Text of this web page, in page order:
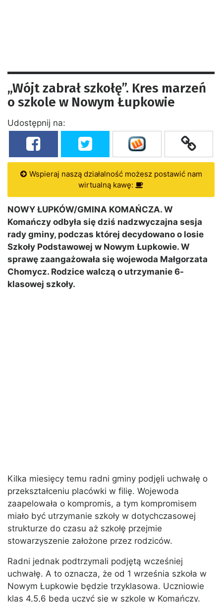
„Wójt zabrał szkołę”. Kres marzeń
o szkole w Nowym Łupkowie
Udostępnij na:
Wspieraj naszą działalność możesz postawić nam
wirtualną kawę:
NOWY ŁUPKÓW/GMINA KOMAŃCZA. W
Komańczy odbyła się dziś nadzwyczajna sesja
rady gminy, podczas której decydowano o losie
Szkoły Podstawowej w Nowym Łupkowie. W
sprawę zaangażowała się wojewoda Małgorzata
Chomycz. Rodzice walczą o utrzymanie 6-
klasowej szkoły.
Kilka miesięcy temu radni gminy podjęli uchwałę o
przekształceniu placówki w filię. Wojewoda
zaapelowała o kompromis, a tym kompromisem
miało być utrzymanie szkoły w dotychczasowej
strukturze do czasu aż szkołę przejmie
stowarzyszenie założone przez rodziców.
Radni jednak podtrzymali podjętą wcześniej
uchwałę. A to oznacza, że od 1 września szkoła w
Nowym Łupkowie będzie trzyklasowa. Uczniowie
klas 4,5,6 będą uczyć się w szkole w Komańczy.